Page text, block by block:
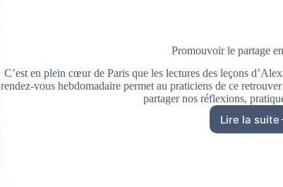
Promouvoir le partage
C’est en plein cœur de Paris que les lectures des leçons
rendez-vous hebdomadaire permet au praticiens de ce
partager nos réflexions,
Lire la suite